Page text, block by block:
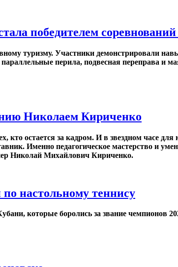
победителем
туризму. Участники демонстрировали
перила, подвесная переправа и
Николаем Кириченко
кто остается за кадром. И в звездном часе
Именно педагогическое мастерство и
Николай Михайлович Кириченко.
настольному теннису
которые боролись за звание чемпионов